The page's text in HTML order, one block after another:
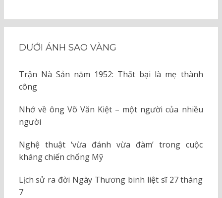
DƯỚI ÁNH SAO VÀNG
Trận Nà Sản năm 1952: Thất bại là mẹ thành
công
Nhớ về ông Võ Văn Kiệt – một người của nhiều
người
Nghệ thuật ‘vừa đánh vừa đàm’ trong cuộc
kháng chiến chống Mỹ
Lịch sử ra đời Ngày Thương binh liệt sĩ 27 tháng
7